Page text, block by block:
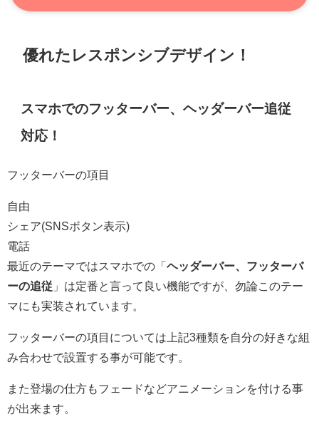
優れたレスポンシブデザイン！
スマホでのフッターバー、ヘッダーバー追従
対応！
フッターバーの項目
自由
シェア(SNSボタン表示)
電話
最近のテーマではスマホでの「 ヘッダーバー、フッターバ
ーの追従 」は定番と言って良い機能ですが、勿論このテー
マにも実装されています。
フッターバーの項目については上記3種類を自分の好きな組
み合わせで設置する事が可能です。
また登場の仕方もフェードなどアニメーションを付ける事
が出来ます。